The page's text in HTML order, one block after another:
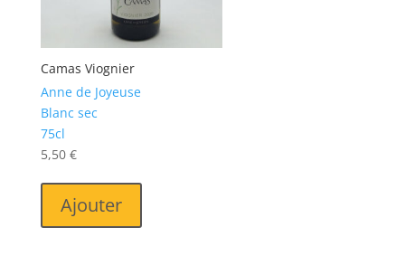
Camas Viognier
Anne de Joyeuse
Blanc sec
75cl
5,50 €
Ajouter